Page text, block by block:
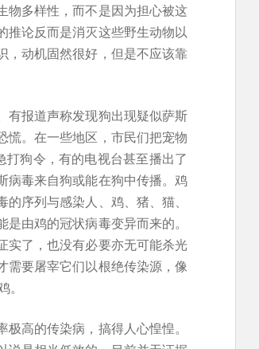
物多样性，而不是因为担心被这
论反而是消灭这些野生动物以
，动机固然很好，但是不应该靠
有报道声称发现狗出现疑似萨斯
慌。在一些地区，市民们把宠物
打狗令，有的电视台甚至播出了
病毒来自狗或能在狗中传播。鸡
序列与感染人、鸡、猪、猫、
由鸡的冠状病毒变异而来的。
实了，也没有必要亦无可能杀光
需要屠宰它们以根绝传染源，像
高的传染病，搞得人心惶惶。